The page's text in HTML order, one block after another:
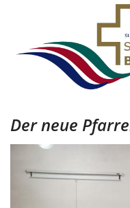
Zum Inhalt springen
Der neue